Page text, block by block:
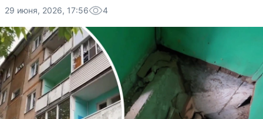
29 июня, 2026, 17:56 4